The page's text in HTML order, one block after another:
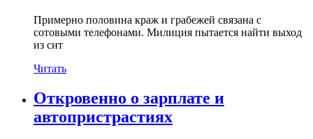
Примерно половина краж и грабежей связана с
сотовыми телефонами. Милиция пытается найти выход
из сит
Читать
Откровенно о зарплате и
автопристрастиях